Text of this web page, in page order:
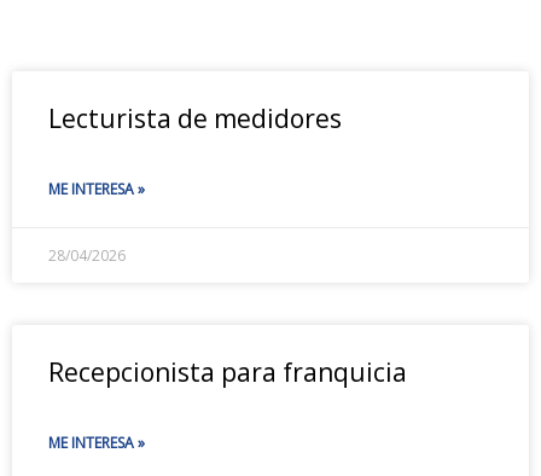
Lecturista de medidores
ME INTERESA »
28/04/2026
Recepcionista para franquicia
ME INTERESA »